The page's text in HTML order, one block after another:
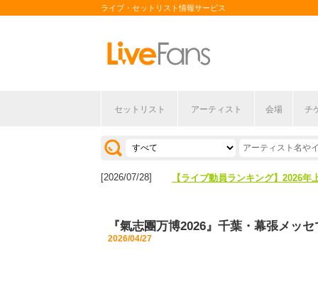
ライブ・セットリスト情報サービス
セットリスト アーティスト 会場 チ
[2026/04/27] 【フェス特集2026】フェス情報は
[2026/07/28] 【ライブ動員ランキング】2026年
[2026/07/28] 【ライブ動員ランキング】2026年
『氣志團万博2026』千葉・幕張メッ
2026/04/27